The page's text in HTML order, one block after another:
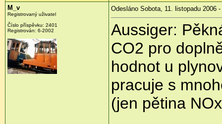
M_v
Registrovaný uživatel
Číslo příspěvku: 2401
Registrován: 6-2002
Odesláno Sobota, 11. listopadu 2006 -
Aussiger:
CO2 pro
hodnot u
pracuje s
(jen pětina